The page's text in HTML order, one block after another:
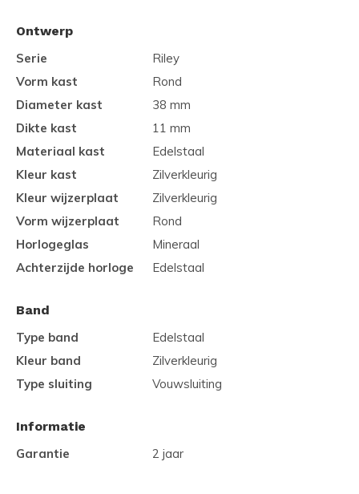
Ontwerp
Serie
Riley
Vorm kast
Rond
Diameter kast
38 mm
Dikte kast
11 mm
Materiaal kast
Edelstaal
Kleur kast
Zilverkleurig
Kleur wijzerplaat
Zilverkleurig
Vorm wijzerplaat
Rond
Horlogeglas
Mineraal
Achterzijde horloge
Edelstaal
Band
Type band
Edelstaal
Kleur band
Zilverkleurig
Type sluiting
Vouwsluiting
Informatie
Garantie
2 jaar